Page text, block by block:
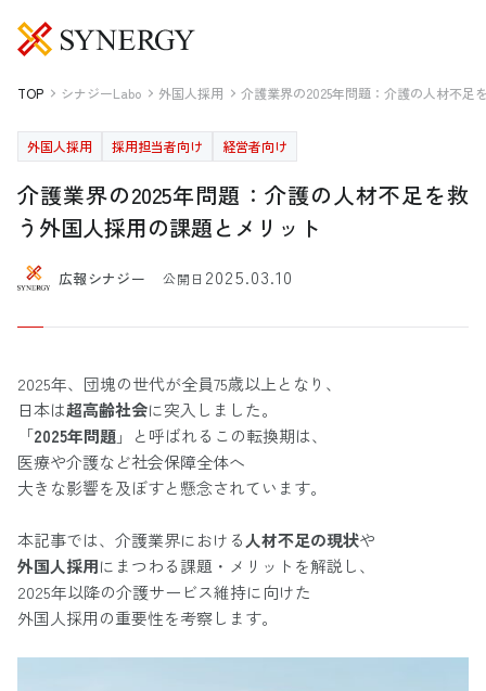
TOP シナジーLabo 外国人採用 介護業界の2025年問題：介護の人材不足
外国人採用 採用担当者向け 経営者向け
介護業界の2025年問題：介護の人材不足を救
う外国人採用の課題とメリット
広報シナジー 公開日 2025.03.10
2025年、団塊の世代が全員75歳以上となり、
日本は超高齢社会に突入しました。
「2025年問題」と呼ばれるこの転換期は、
医療や介護など社会保障全体へ
大きな影響を及ぼすと懸念されています。
本記事では、介護業界における 人材不足の現状や
外国人採用にまつわる課題・メリットを解説し、
2025年以降の介護サービス維持に向けた
外国人採用の重要性を考察します。